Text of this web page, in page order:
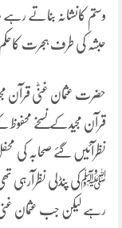
وستم کانشانہ بناتے
حبشہ کی طرف ہجرت کاحکم
حضرت عثمان غنیؓ قرآن
قرآن مجیدکے نسخے
نظرآئیں گئے صحابہ کی
ﷺکی پنڈلی نظرآرہی
رہے لیکن جب عثمان